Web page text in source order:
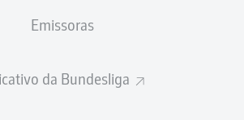
Emissoras
da Bundesliga